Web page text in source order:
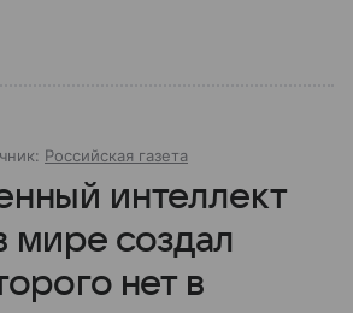
Российская газета
интеллект
мире создал
нет в